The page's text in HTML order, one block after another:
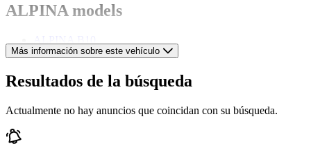
ALPINA models
ALPINA B12
ALPINA B5
ALPINA B6
ALPINA B9
Más información sobre este vehículo
Resultados de la búsqueda
Actualmente no hay anuncios que coincidan con su búsqueda.